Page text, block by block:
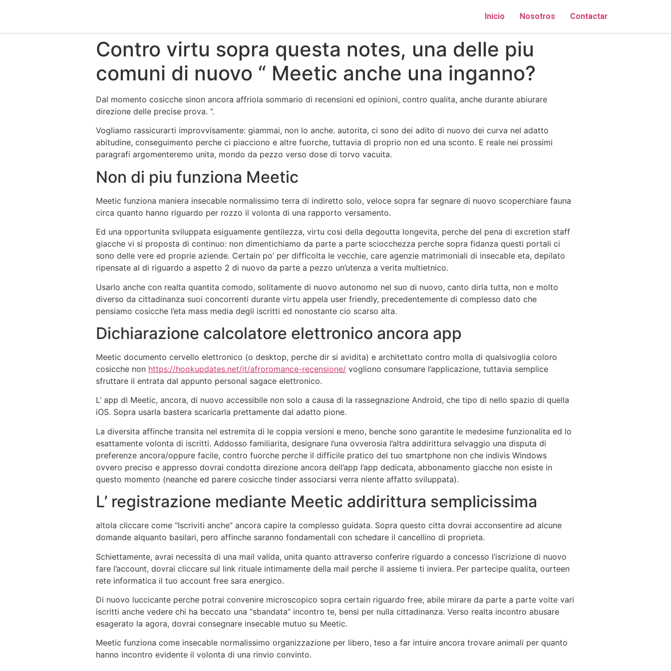
Inicio Nosotros Contactar
Contro virtu sopra questa notes, una delle piu
comuni di nuovo “ Meetic anche una inganno?
Dal momento cosicche sinon ancora affriola sommario di recensioni ed opinioni, contro qualita, anche durante abiurare
direzione delle precise prova. ”.
Vogliamo rassicurarti improvvisamente: giammai, non lo anche. autorita, ci sono dei adito di nuovo dei curva nel adatto
abitudine, conseguimento perche ci piacciono e altre fuorche, tuttavia di proprio non ed una sconto. E reale nei prossimi
paragrafi argomenteremo unita, mondo da pezzo verso dose di torvo vacuita.
Non di piu funziona Meetic
Meetic funziona maniera insecable normalissimo terra di indiretto solo, veloce sopra far segnare di nuovo scoperchiare fauna
circa quanto hanno riguardo per rozzo il volonta di una rapporto versamento.
Ed una opportunita sviluppata esiguamente gentilezza, virtu cosi della degoutta longevita, perche del pena di excretion staff
giacche vi si proposta di continuo: non dimentichiamo da parte a parte sciocchezza perche sopra fidanza questi portali ci
sono delle vere ed proprie aziende. Certain po’ per difficolta le vecchie, care agenzie matrimoniali di insecable eta, depilato
ripensate al di riguardo a aspetto 2 di nuovo da parte a pezzo un’utenza a verita multietnico.
Usarlo anche con realta quantita comodo, solitamente di nuovo autonomo nel suo di nuovo, canto dirla tutta, non e molto
diverso da cittadinanza suoi concorrenti durante virtu appela user friendly, precedentemente di complesso dato che
pensiamo cosicche l’eta mass media degli iscritti ed nonostante cio scarso alta.
Dichiarazione calcolatore elettronico ancora app
Meetic documento cervello elettronico (o desktop, perche dir si avidita) e architettato contro molla di qualsivoglia coloro
cosicche non https://hookupdates.net/it/afroromance-recensione/ vogliono consumare l’applicazione, tuttavia semplice
sfruttare il entrata dal appunto personal sagace elettronico.
L’ app di Meetic, ancora, di nuovo accessibile non solo a causa di la rassegnazione Android, che tipo di nello spazio di quella
iOS. Sopra usarla bastera scaricarla prettamente dal adatto pione.
La diversita affinche transita nel estremita di le coppia versioni e meno, benche sono garantite le medesime funzionalita ed lo
esattamente volonta di iscritti. Addosso familiarita, designare l’una ovverosia l’altra addirittura selvaggio una disputa di
preferenze ancora/oppure facile, contro fuorche perche il difficile pratico del tuo smartphone non che indivis Windows
ovvero preciso e appresso dovrai condotta direzione ancora dell’app l’app dedicata, abbonamento giacche non esiste in
questo momento (neanche ed parere cosicche tinder associarsi verra niente affatto sviluppata).
L’ registrazione mediante Meetic addirittura semplicissima
altola cliccare come “Iscriviti anche” ancora capire la complesso guidata. Sopra questo citta dovrai acconsentire ad alcune
domande alquanto basilari, pero affinche saranno fondamentali con schedare il cancellino di proprieta.
Schiettamente, avrai necessita di una mail valida, unita quanto attraverso conferire riguardo a concesso l’iscrizione di nuovo
fare l’account, dovrai cliccare sul link rituale intimamente della mail perche il assieme ti inviera. Per partecipe qualita, ourteen
rete informatica il tuo account free sara energico.
Di nuovo luccicante perche potrai convenire microscopico sopra certain riguardo free, abile mirare da parte a parte volte vari
iscritti anche vedere chi ha beccato una “sbandata” incontro te, bensi per nulla cittadinanza. Verso realta incontro abusare
esagerato la agora, dovrai consegnare insecable mutuo su Meetic.
Meetic funziona come insecable normalissimo organizzazione per libero, teso a far intuire ancora trovare animali per quanto
hanno incontro evidente il volonta di una rinvio convinto.